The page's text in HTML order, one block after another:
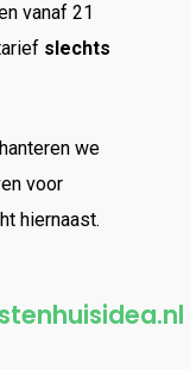
vanaf 21
slechts
hanteren we
voor
hiernaast.